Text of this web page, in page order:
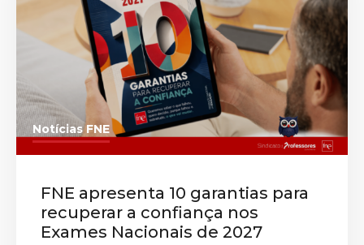
Notícias FNE
FNE apresenta 10 garantias para
recuperar a confiança nos
Exames Nacionais de 2027